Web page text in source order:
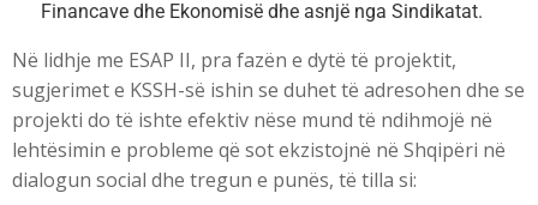
Financave dhe Ekonomisë dhe asnjë nga Sindikatat.
Në lidhje me ESAP II, pra fazën e dytë të projektit,
sugjerimet e KSSH-së ishin se duhet të adresohen dhe se
projekti do të ishte efektiv nëse mund të ndihmojë në
lehtësimin e probleme që sot ekzistojnë në Shqipëri në
dialogun social dhe tregun e punës, të tilla si: